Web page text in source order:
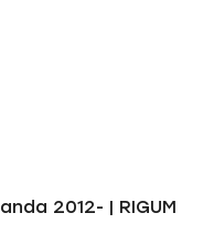
2012- | RIGUM